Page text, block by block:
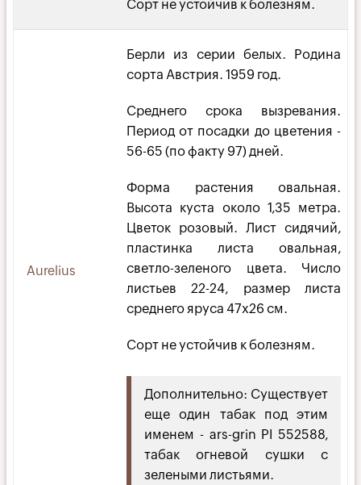
Сорт не устойчив к болезням.
Aurelius
Берли из серии белых. Родина
сорта Австрия. 1959 год.
Среднего срока вызревания.
Период от посадки до цветения -
56-65 (по факту 97) дней.
Форма растения овальная.
Высота куста около 1,35 метра.
Цветок розовый. Лист сидячий,
пластинка листа овальная,
светло-зеленого цвета. Число
листьев 22-24, размер листа
среднего яруса 47х26 см.
Сорт не устойчив к болезням.
Дополнительно: Существует
еще один табак под этим
именем - ars-grin PI 552588,
табак огневой сушки с
зелеными листьями.